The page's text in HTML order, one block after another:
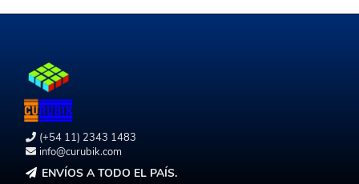
(+54 11) 2343 1483
info@curubik.com
ENVÍOS A TODO EL PAÍS.